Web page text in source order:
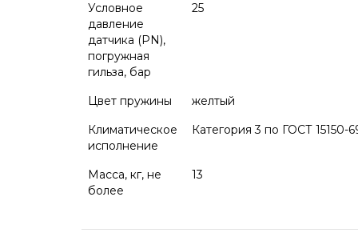
Условное
давление
датчика (PN),
погружная
гильза, бар
25
Цвет пружины
желтый
Климатическое
исполнение
Категория 3 по ГОСТ 15150-
Масса, кг, не
более
13